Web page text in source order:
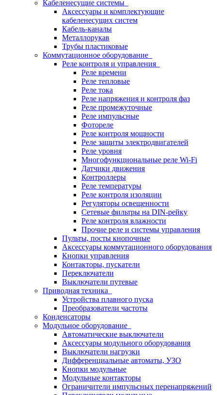
Кабеленесущие системы
Аксессуары и комплектующие
кабеленесущих систем
Кабель-каналы
Металлорукав
Трубы пластиковые
Коммутационное оборудование
Реле контроля и управления
Реле времени
Реле тепловые
Реле тока
Реле напряжения и контроля фаз
Реле промежуточные
Реле импульсные
Фотореле
Реле контроля мощности
Реле защиты электродвигателей
Реле уровня
Многофункциональные реле Wi-Fi
Датчики движения
Контроллеры
Реле температуры
Реле контроля изоляции
Регуляторы освещенности
Сетевые фильтры на DIN-рейку
Реле контроля влажности
Прочие реле и системы управления
Пульты, посты кнопочные
Аксессуары коммутационного оборудования
Кнопки управления
Контакторы, пускатели
Переключатели
Выключатели путевые
Приводная техника
Устройства плавного пуска
Преобразователи частоты
Конденсаторы
Модульное оборудование
Автоматические выключатели
Аксессуары модульного оборудования
Выключатели нагрузки
Дифференциальные автоматы, УЗО
Кнопки модульные
Модульные контакторы
Ограничители импульсных перенапряжений